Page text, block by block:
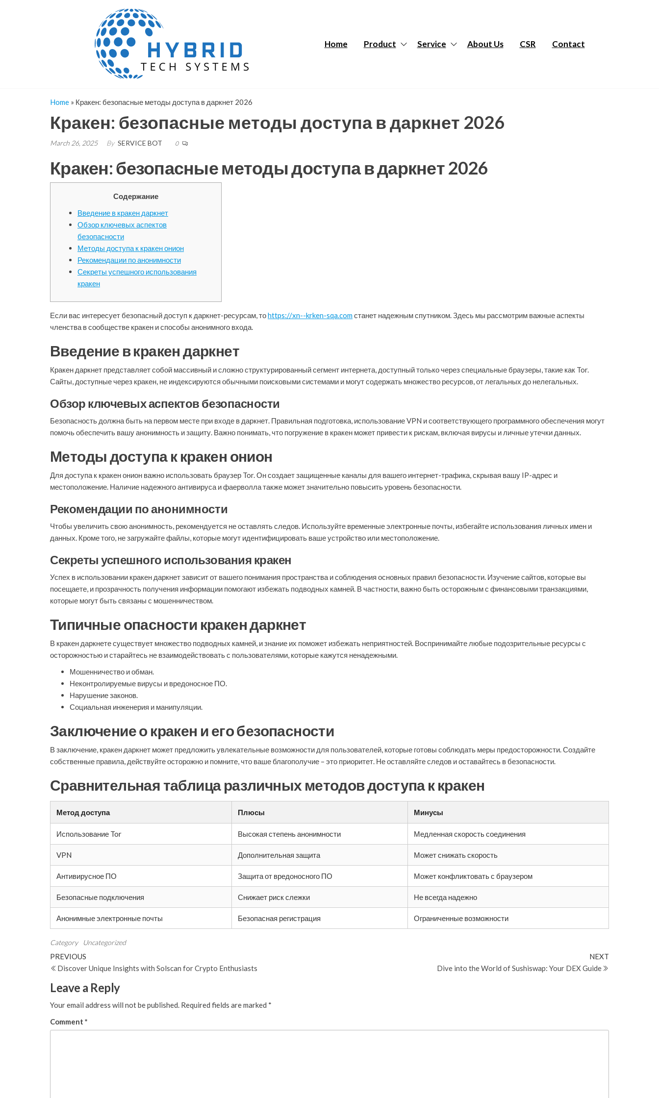
Systems
Home Product Service About Us CSR Contact
Home » Кракен: безопасные методы доступа в даркнет 2026
Кракен: безопасные методы доступа в даркнет 2026
March 26, 2025 By SERVICE BOT 0
Кракен: безопасные методы доступа в даркнет 2026
Содержание
Введение в кракен даркнет
Обзор ключевых аспектов
безопасности
Методы доступа к кракен онион
Рекомендации по анонимности
Секреты успешного использования
кракен
Если вас интересует безопасный доступ к даркнет-ресурсам, тоhttps://xn--krken-sqa.comстанет надежным спутником. Здесь мы рассмотрим важные аспекты
членства в сообществе кракен и способы анонимного входа.
Введение в кракен даркнет
Кракен даркнет представляет собой массивный и сложно структурированный сегмент интернета, доступный только через специальные браузеры, такие как Tor.
Сайты, доступные через кракен, не индексируются обычными поисковыми системами и могут содержать множество ресурсов, от легальных до нелегальных.
Обзор ключевых аспектов безопасности
Безопасность должна быть на первом месте при входе в даркнет. Правильная подготовка, использование VPN и соответствующего программного обеспечения могут
помочь обеспечить вашу анонимность и защиту. Важно понимать, что погружение в кракен может привести к рискам, включая вирусы и личные утечки данных.
Методы доступа к кракен онион
Для доступа к кракен онион важно использовать браузер Tor. Он создает защищенные каналы для вашего интернет-трафика, скрывая вашу IP-адрес и
местоположение. Наличие надежного антивируса и фаерволла также может значительно повысить уровень безопасности.
Рекомендации по анонимности
Чтобы увеличить свою анонимность, рекомендуется не оставлять следов. Используйте временные электронные почты, избегайте использования личных имен и
данных. Кроме того, не загружайте файлы, которые могут идентифицировать ваше устройство или местоположение.
Секреты успешного использования кракен
Успех в использовании кракен даркнет зависит от вашего понимания пространства и соблюдения основных правил безопасности. Изучение сайтов, которые вы
посещаете, и прозрачность получения информации помогают избежать подводных камней. В частности, важно быть осторожным с финансовыми транзакциями,
которые могут быть связаны с мошенничеством.
Типичные опасности кракен даркнет
В кракен даркнете существует множество подводных камней, и знание их поможет избежать неприятностей. Воспринимайте любые подозрительные ресурсы с
осторожностью и старайтесь не взаимодействовать с пользователями, которые кажутся ненадежными.
Мошенничество и обман.
Неконтролируемые вирусы и вредоносное ПО.
Нарушение законов.
Социальная инженерия и манипуляции.
Заключение о кракен и его безопасности
В заключение, кракен даркнет может предложить увлекательные возможности для пользователей, которые готовы соблюдать меры предосторожности. Создайте
собственные правила, действуйте осторожно и помните, что ваше благополучие – это приоритет. Не оставляйте следов и оставайтесь в безопасности.
Сравнительная таблица различных методов доступа к кракен
Метод доступа Плюсы Минусы
Использование Tor Высокая степень анонимности Медленная скорость соединения
VPN Дополнительная защита Может снижать скорость
Антивирусное ПО Защита от вредоносного ПО Может конфликтовать с браузером
Безопасные подключения Снижает риск слежки Не всегда надежно
Анонимные электронные почты Безопасная регистрация Ограниченные возможности
Category Uncategorized
Post
navigation
Previous
Post
PREVIOUS
Discover Unique Insights with Solscan for Crypto Enthusiasts
NEXT
Dive into the World of Sushiswap: Your DEX Guide
Leave a Reply
Your email address will not be published. Required fields are marked *
Comment *